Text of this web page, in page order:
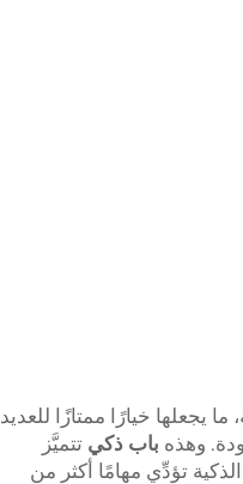
يجعلها خيارًا ممتازًا للعديد
وهذه باب ذكي تتميَّز
تؤدِّي مهامًا أكثر من